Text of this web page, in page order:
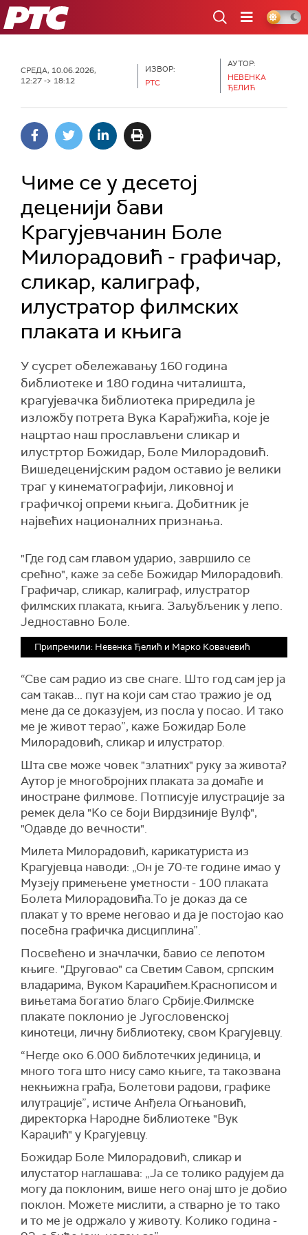
РТС
СРЕДА, 10.06.2026,
12:27 -> 18:12
ИЗВОР:
РТС
АУТОР:
НЕВЕНКА
ЂЕЛИЋ
Чиме се у десетој
деценији бави
Крагујевчанин Боле
Милорадовић - графичар,
сликар, калиграф,
илустратор филмских
плаката и књига
У сусрет обележавању 160 година
библиотеке и 180 година читалишта,
крагујевачка библиотека приредила је
изложбу потрета Вука Карађжића, које је
нацртао наш прослављени сликар и
илустртор Божидар, Боле Милорадовић.
Вишедеценијским радом оставио је велики
траг у кинематографији, ликовној и
графичкој опреми књига. Добитник је
највећих националних признања.
"Где год сам главом ударио, завршило се
срећно", каже за себе Божидар Милорадовић.
Графичар, сликар, калиграф, илустратор
филмских плаката, књига. Заљубљеник у лепо.
Једноставно Боле.
Припремили: Невенка Ђелић и Марко Ковачевић
“Све сам радио из све снаге. Што год сам јер ја
сам такав... пут на који сам стао тражио је од
мене да се доказујем, из посла у посао. И тако
ме је живот терао”, каже Божидар Боле
Милорадовић, сликар и илустратор.
Шта све може човек "златних" руку за живота?
Аутор је многобројних плаката за домаће и
иностране филмове. Потписује илустрације за
ремек дела "Ко се боји Вирдзиније Вулф",
"Одавде до вечности".
Милета Милорадовић, карикатуриста из
Крагујевца наводи: „Он је 70-те године имао у
Музеју примењене уметности - 100 плаката
Болета Милорадовића.То је доказ да се
плакат у то време неговао и да је постојао као
посебна графичка дисциплина”.
Посвећено и значлачки, бавио се лепотом
књиге. "Друговао" са Светим Савом, српским
владарима, Вуком Караџићем.Краснописом и
вињетама богатио благо Србије.Филмске
плакате поклонио је Југословенској
кинотеци, личну библиотеку, свом Крагујевцу.
“Негде око 6.000 библотечких јединица, и
много тога што нису само књиге, та такозвана
некњижна грађа, Болетови радови, графике
илутрације”, истиче Анђела Огњановић,
директорка Народне библиотеке "Вук
Караџић" у Крагујевцу.
Божидар Боле Милорадовић, сликар и
илустатор наглашава: „Ја се толико радујем да
могу да поклоним, више него онај што је добио
поклон. Можете мислити, а стварно је то тако
и то ме је одржало у животу. Колико година -